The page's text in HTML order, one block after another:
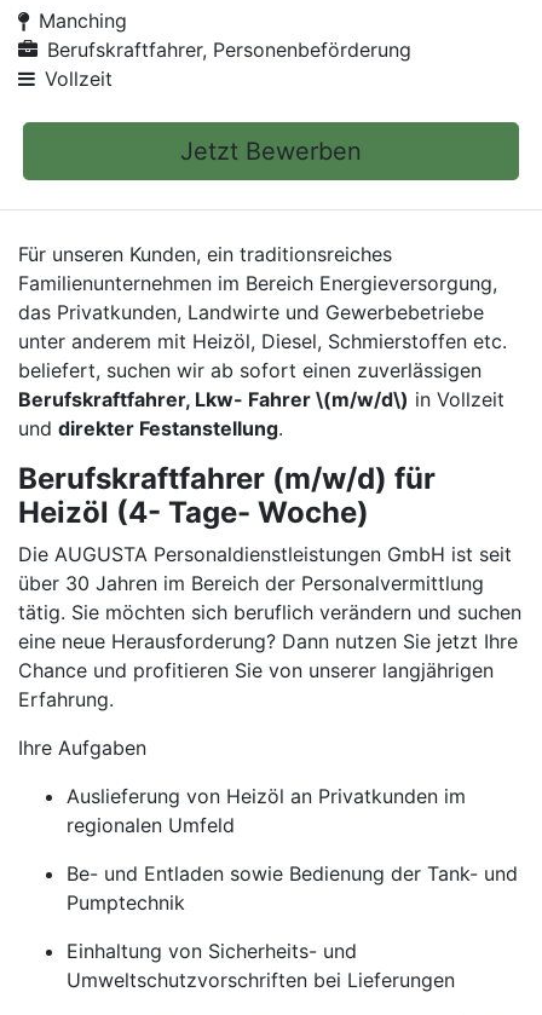
Manching
Berufskraftfahrer, Personenbeförderung
Vollzeit
Jetzt Bewerben
Für unseren Kunden, ein traditionsreiches
Familienunternehmen im Bereich Energieversorgung,
das Privatkunden, Landwirte und Gewerbebetriebe
unter anderem mit Heizöl, Diesel, Schmierstoffen etc.
beliefert, suchen wir ab sofort einen zuverlässigen
Berufskraftfahrer, Lkw- Fahrer \(m/w/d\) in Vollzeit
und direkter Festanstellung.
Berufskraftfahrer (m/w/d) für
Heizöl (4- Tage- Woche)
Die AUGUSTA Personaldienstleistungen GmbH ist seit
über 30 Jahren im Bereich der Personalvermittlung
tätig. Sie möchten sich beruflich verändern und suchen
eine neue Herausforderung? Dann nutzen Sie jetzt Ihre
Chance und profitieren Sie von unserer langjährigen
Erfahrung.
Ihre Aufgaben
Auslieferung von Heizöl an Privatkunden im
regionalen Umfeld
Be- und Entladen sowie Bedienung der Tank- und
Pumptechnik
Einhaltung von Sicherheits- und
Umweltschutzvorschriften bei Lieferungen